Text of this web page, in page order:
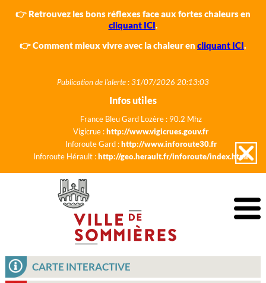
👉 Retrouvez les bons réflexes face aux fortes chaleurs en
cliquant ICI.
👉 Comment mieux vivre avec la chaleur en cliquant ICI.
Publication de l'alerte : 31/07/2026 20:13:03
Infos utiles
France Bleu Gard Lozère : 90.2 Mhz
Vigicrue :http://www.vigicrues.gouv.fr
Inforoute Gard :http://www.inforoute30.fr
Inforoute Hérault :http://geo.herault.fr/inforoute/index.html
CARTE INTERACTIVE